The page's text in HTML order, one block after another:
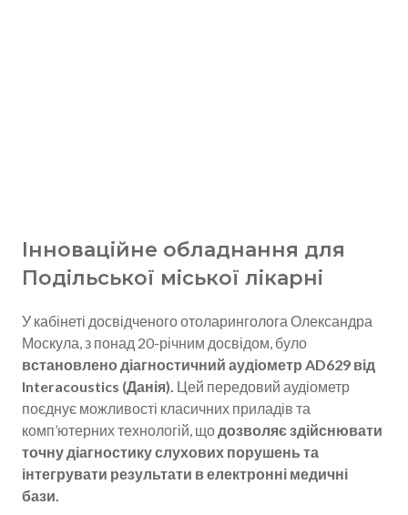
Інноваційне обладнання для
Подільської міської лікарні
У кабінеті досвідченого отоларинголога Олександра
Москула, з понад 20-річним досвідом, було
встановлено діагностичний аудіометр AD629 від
Interacoustics (Данія). Цей передовий аудіометр
поєднує можливості класичних приладів та
комп’ютерних технологій, що дозволяє здійснювати
точну діагностику слухових порушень та
інтегрувати результати в електронні медичні
бази.